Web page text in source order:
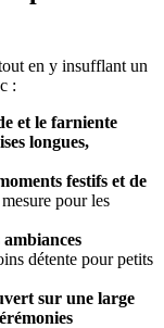
en y insufflant un
:
et le farniente
longues,
festifs et de
pour les
détente pour petits
sur une large